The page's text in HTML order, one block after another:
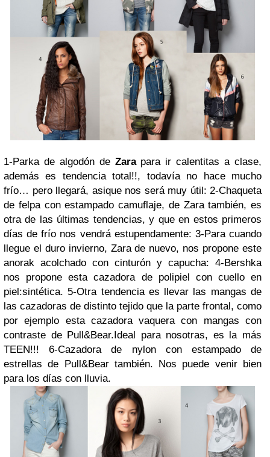
1-Parka de algodón de Zarapara ir calentitas a clase,
además es tendencia total!!, todavía no hace mucho
frío… pero llegará, asique nos será muy útil: 2-Chaqueta
de felpa con estampado camuflaje, de Zara también, es
otra de las últimas tendencias, y que en estos primeros
días de frío nos vendrá estupendamente: 3-Para cuando
llegue el duro invierno, Zara de nuevo, nos propone este
anorak acolchado con cinturón y capucha: 4-Bershka
nos propone esta cazadora de polipiel con cuello en
piel:sintética. 5-Otra tendencia es llevar las mangas de
las cazadoras de distinto tejido que la parte frontal, como
por ejemplo esta cazadora vaquera con mangas con
contraste de Pull&Bear.Ideal para nosotras, es la más
TEEN!!!
6-Cazadora de nylon con estampado de
estrellas de Pull&Bear también. Nos puede venir bien
para los días con lluvia.